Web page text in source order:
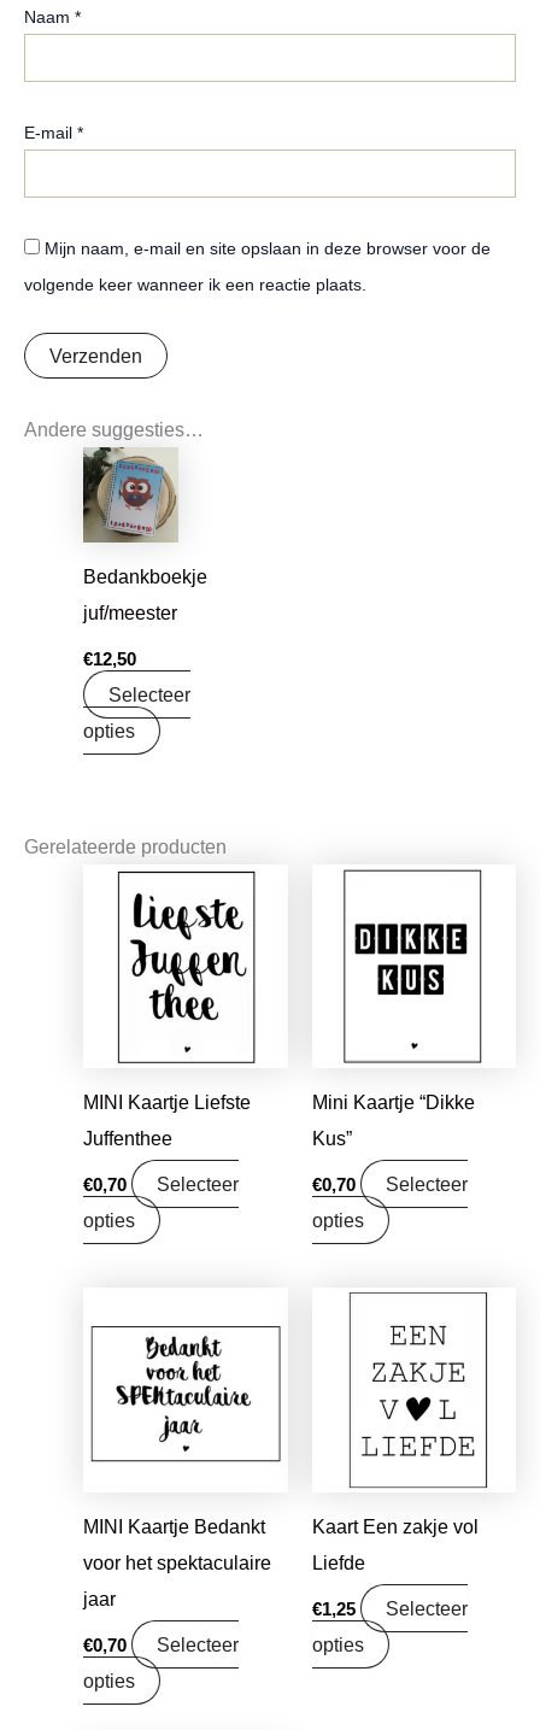
Naam *
E-mail *
Mijn naam, e-mail en site opslaan in deze browser voor de
volgende keer wanneer ik een reactie plaats.
Andere suggesties…
Bedankboekje
juf/meester
€12,50
Selecteer
opties
Gerelateerde producten
MINI Kaartje Liefste
Juffenthee
€0,70
Selecteer
opties
Mini Kaartje “Dikke
Kus”
€0,70
Selecteer
opties
MINI Kaartje Bedankt
voor het spektaculaire
jaar
€0,70
Selecteer
opties
Kaart Een zakje vol
Liefde
€1,25
Selecteer
opties